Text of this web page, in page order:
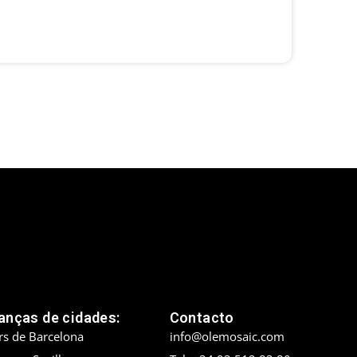
de cidades:
de Barcelona
Contacto
info@olemosaic.com